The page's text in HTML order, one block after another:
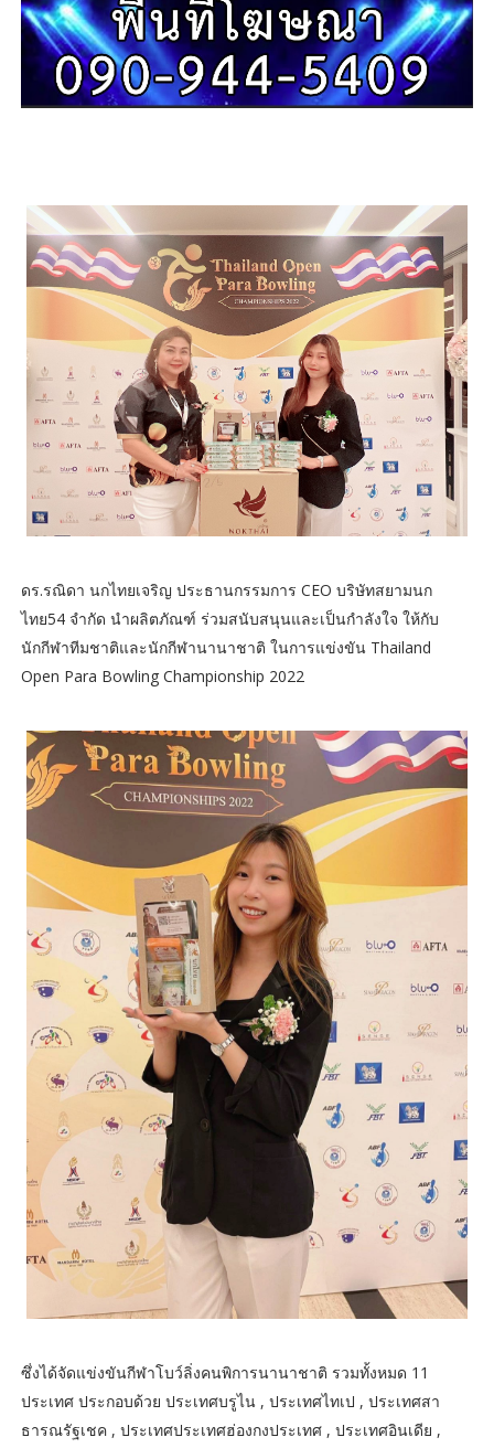
ดร.รณิดา นกไทยเจริญ ประธานกรรมการ CEO บริษัทสยามนก
ไทย54 จำกัด นำผลิตภัณฑ์ ร่วมสนับสนุนและเป็นกำลังใจ ให้กับ
นักกีฬาทีมชาติและนักกีฬานานาชาติ ในการแข่งขัน Thailand
Open Para Bowling Championship 2022
ซึ่งได้จัดแข่งขันกีฬาโบว์ลิ่งคนพิการนานาชาติ รวมทั้งหมด 11
ประเทศ ประกอบด้วย ประเทศบรูไน , ประเทศไทเป , ประเทศสา
ธารณรัฐเชค , ประเทศประเทศฮ่องกงประเทศ , ประเทศอินเดีย ,